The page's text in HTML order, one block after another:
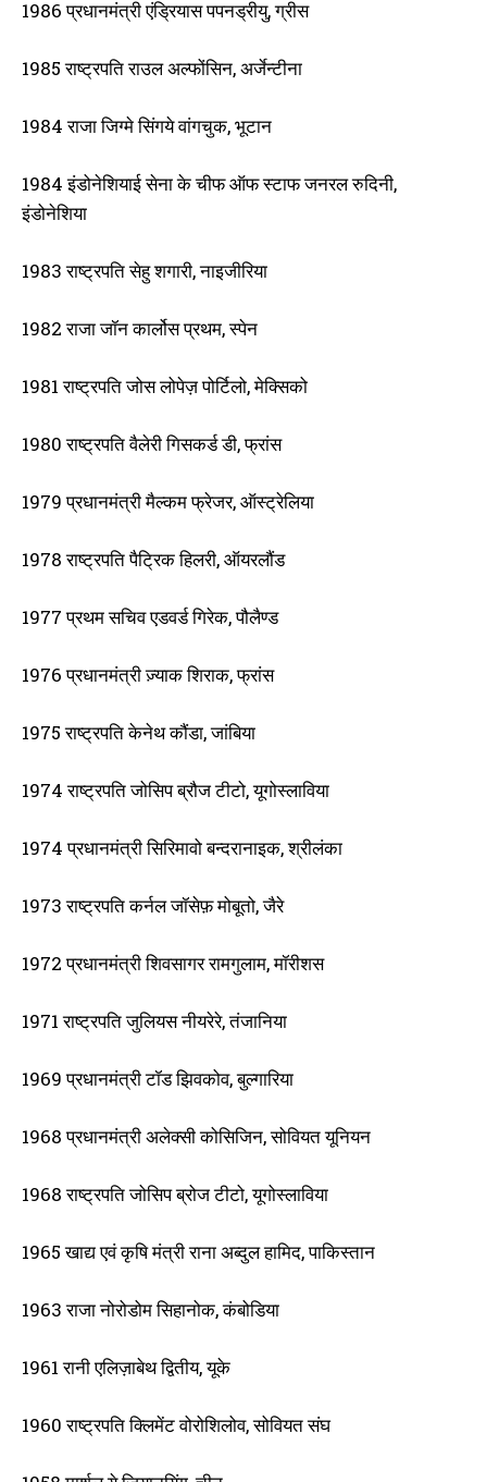
1986 प्रधानमंत्री एंड्रियास पपनड्रीयु, ग्रीस
1985 राष्ट्रपति राउल अल्फोंसिन, अर्जेन्टीना
1984 राजा जिग्मे सिंगये वांगचुक, भूटान
1984 इंडोनेशियाई सेना के चीफ ऑफ स्टाफ जनरल रुदिनी,
इंडोनेशिया
1983 राष्ट्रपति सेहु शगारी, नाइजीरिया
1982 राजा जॉन कार्लोस प्रथम, स्पेन
1981 राष्ट्रपति जोस लोपेज़ पोर्टिलो, मेक्सिको
1980 राष्ट्रपति वैलेरी गिसकर्ड डी, फ्रांस
1979 प्रधानमंत्री मैल्कम फ्रेजर, ऑस्ट्रेलिया
1978 राष्ट्रपति पैट्रिक हिलरी, ऑयरलौंड
1977 प्रथम सचिव एडवर्ड गिरेक, पौलैण्ड
1976 प्रधानमंत्री ज़्याक शिराक, फ्रांस
1975 राष्ट्रपति केनेथ कौंडा, जांबिया
1974 राष्ट्रपति जोसिप ब्रौज टीटो, यूगोस्लाविया
1974 प्रधानमंत्री सिरिमावो बन्दरानाइक, श्रीलंका
1973 राष्ट्रपति कर्नल जॉसेफ़ मोबूतो, जैरे
1972 प्रधानमंत्री शिवसागर रामगुलाम, मॉरीशस
1971 राष्ट्रपति जुलियस नीयरेरे, तंजानिया
1969 प्रधानमंत्री टॉड झिवकोव, बुल्गारिया
1968 प्रधानमंत्री अलेक्सी कोसिजिन, सोवियत यूनियन
1968 राष्ट्रपति जोसिप ब्रोज टीटो, यूगोस्लाविया
1965 खाद्य एवं कृषि मंत्री राना अब्दुल हामिद, पाकिस्तान
1963 राजा नोरोडोम सिहानोक, कंबोडिया
1961 रानी एलिज़ाबेथ द्वितीय, यूके
1960 राष्ट्रपति क्लिमेंट वोरोशिलोव, सोवियत संघ